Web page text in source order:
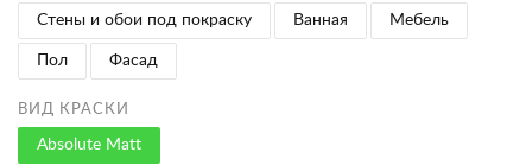
Стены и обои под покраску Ванная Мебель
Пол Фасад
ВИД КРАСКИ
Absolute Matt